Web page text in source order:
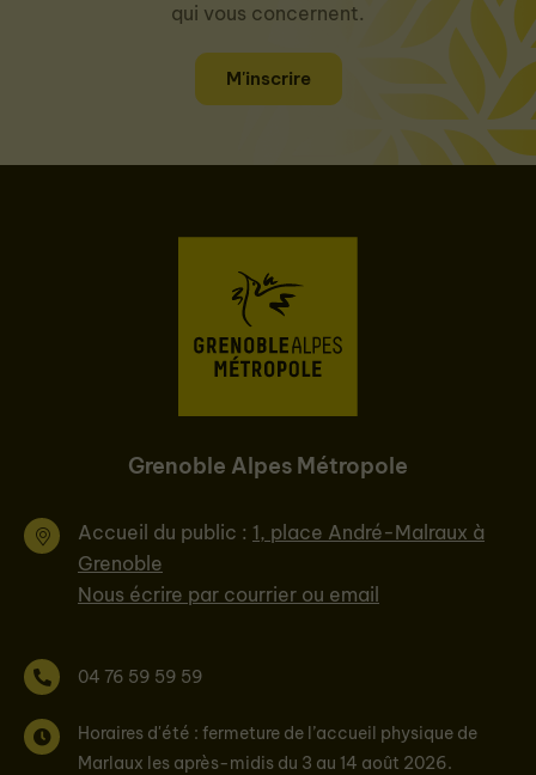
qui vous concernent.
M'inscrire
Grenoble Alpes Métropole
Accueil du public : 1, place André-Malraux à
Grenoble
Nous écrire par courrier ou email
04 76 59 59 59
Horaires d'été : fermeture de l’accueil physique de
Marlaux les après-midis du 3 au 14 août 2026.